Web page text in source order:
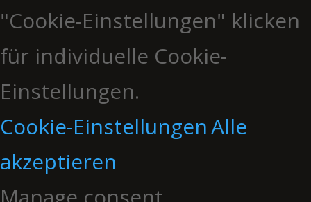
"Cookie-Einstellungen" klicken
für individuelle Cookie-
Einstellungen.
Cookie-EinstellungenAlle
akzeptieren